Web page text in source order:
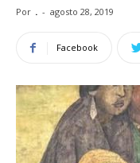
Por . - agosto 28, 2019
Facebook